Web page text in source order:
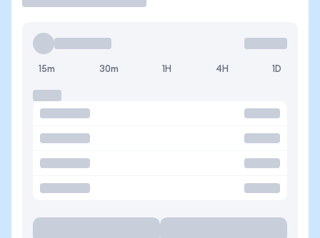
15m 30m 1H 4H 1D